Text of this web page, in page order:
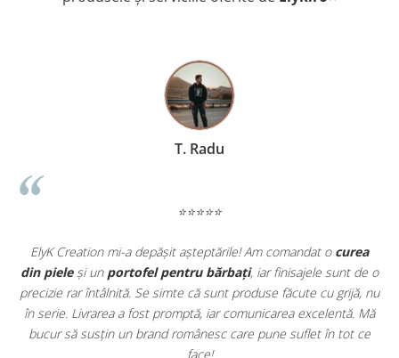
individual și o eleganță masculină clasică.
MARGINI FINISATE MANUAL:Atenție sporită la detalii
pentru o experiență tactilă fină și un aspect profesional
Ambalajul și calitatea execuției fac din
portofelul Loki alegerea perfectă pentru orice ocazie specială.
T. Radu
⭐⭐⭐⭐⭐
ElyK Creation mi-a depășit așteptările! Am comandat o curea
din pieleși un portofel pentru bărbați, iar finisajele sunt de o
precizie rar întâlnită. Se simte că sunt produse făcute cu grijă, nu
în serie. Livrarea a fost promptă, iar comunicarea excelentă. Mă
bucur să susțin un brand românesc care pune suflet în tot ce
face!